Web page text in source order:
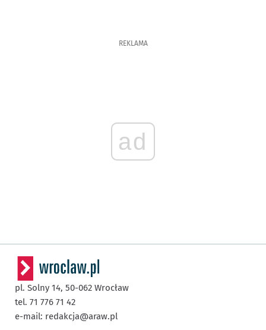
REKLAMA
ad
pl. Solny 14, 50-062 Wrocław
tel. 71 776 71 42
e-mail: redakcja@araw.pl